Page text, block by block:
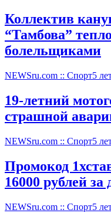
Коллектив
“Тамбова”
болельщиками
NEWSru.com :: Спорт5
19-летний
страшной
NEWSru.com :: Спорт5
Промокод
16000 рублей за
NEWSru.com :: Спорт5